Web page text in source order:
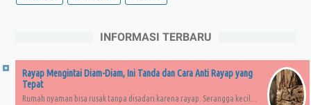
INFORMASI TERBARU
Rayap Mengintai Diam-Diam, Ini Tanda dan Cara Anti Rayap yang
Tepat
Rumah nyaman bisa rusak tanpa disadari karena rayap. Serangga kecil...